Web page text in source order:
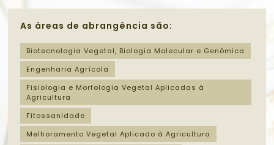
As áreas de abrangência são:
Biotecnologia Vegetal, Biologia Molecular e Genômica
Engenharia Agrícola
Fisiologia e Morfologia Vegetal Aplicadas à
Agricultura
Fitossanidade
Melhoramento Vegetal Aplicado à Agricultura